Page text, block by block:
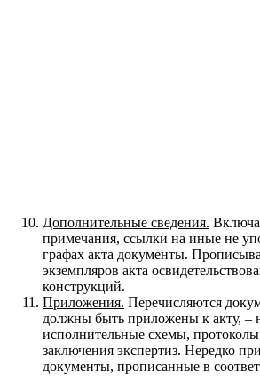
Дополнительные сведения.
примечания, ссылки на иные не
графах акта документы.
экземпляров акта
конструкций.
Приложения. Перечисляются
должны быть приложены к акту, –
исполнительные схемы,
заключения экспертиз. Нередко
документы, прописанные в